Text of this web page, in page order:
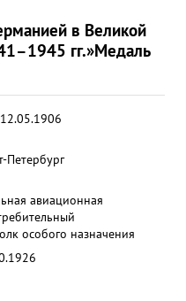
в Великой
гг.»Медаль
12.05.1906
Петербург
авиационная
особого назначения